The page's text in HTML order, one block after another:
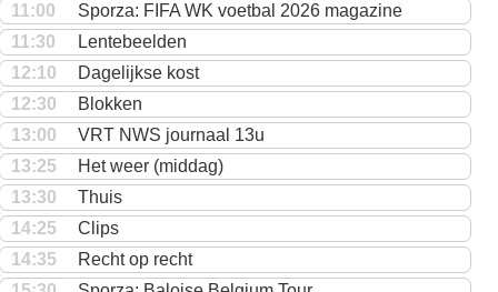
11:00
Sporza: FIFA WK voetbal 2026 magazine
11:30
Lentebeelden
12:10
Dagelijkse kost
12:30
Blokken
13:00
VRT NWS journaal 13u
13:25
Het weer (middag)
13:30
Thuis
14:25
Clips
14:35
Recht op recht